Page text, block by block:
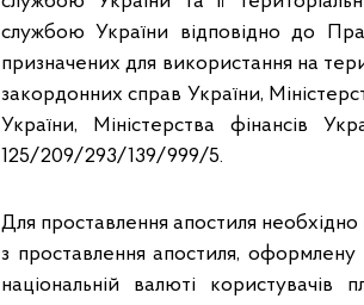
службою України відповідно до
призначених для використання на
закордонних справ України,
України, Міністерства фінансів
125/209/293/139/999/5.
Для проставлення апостиля
з проставлення апостиля, оформлену
національній валюті користувачів